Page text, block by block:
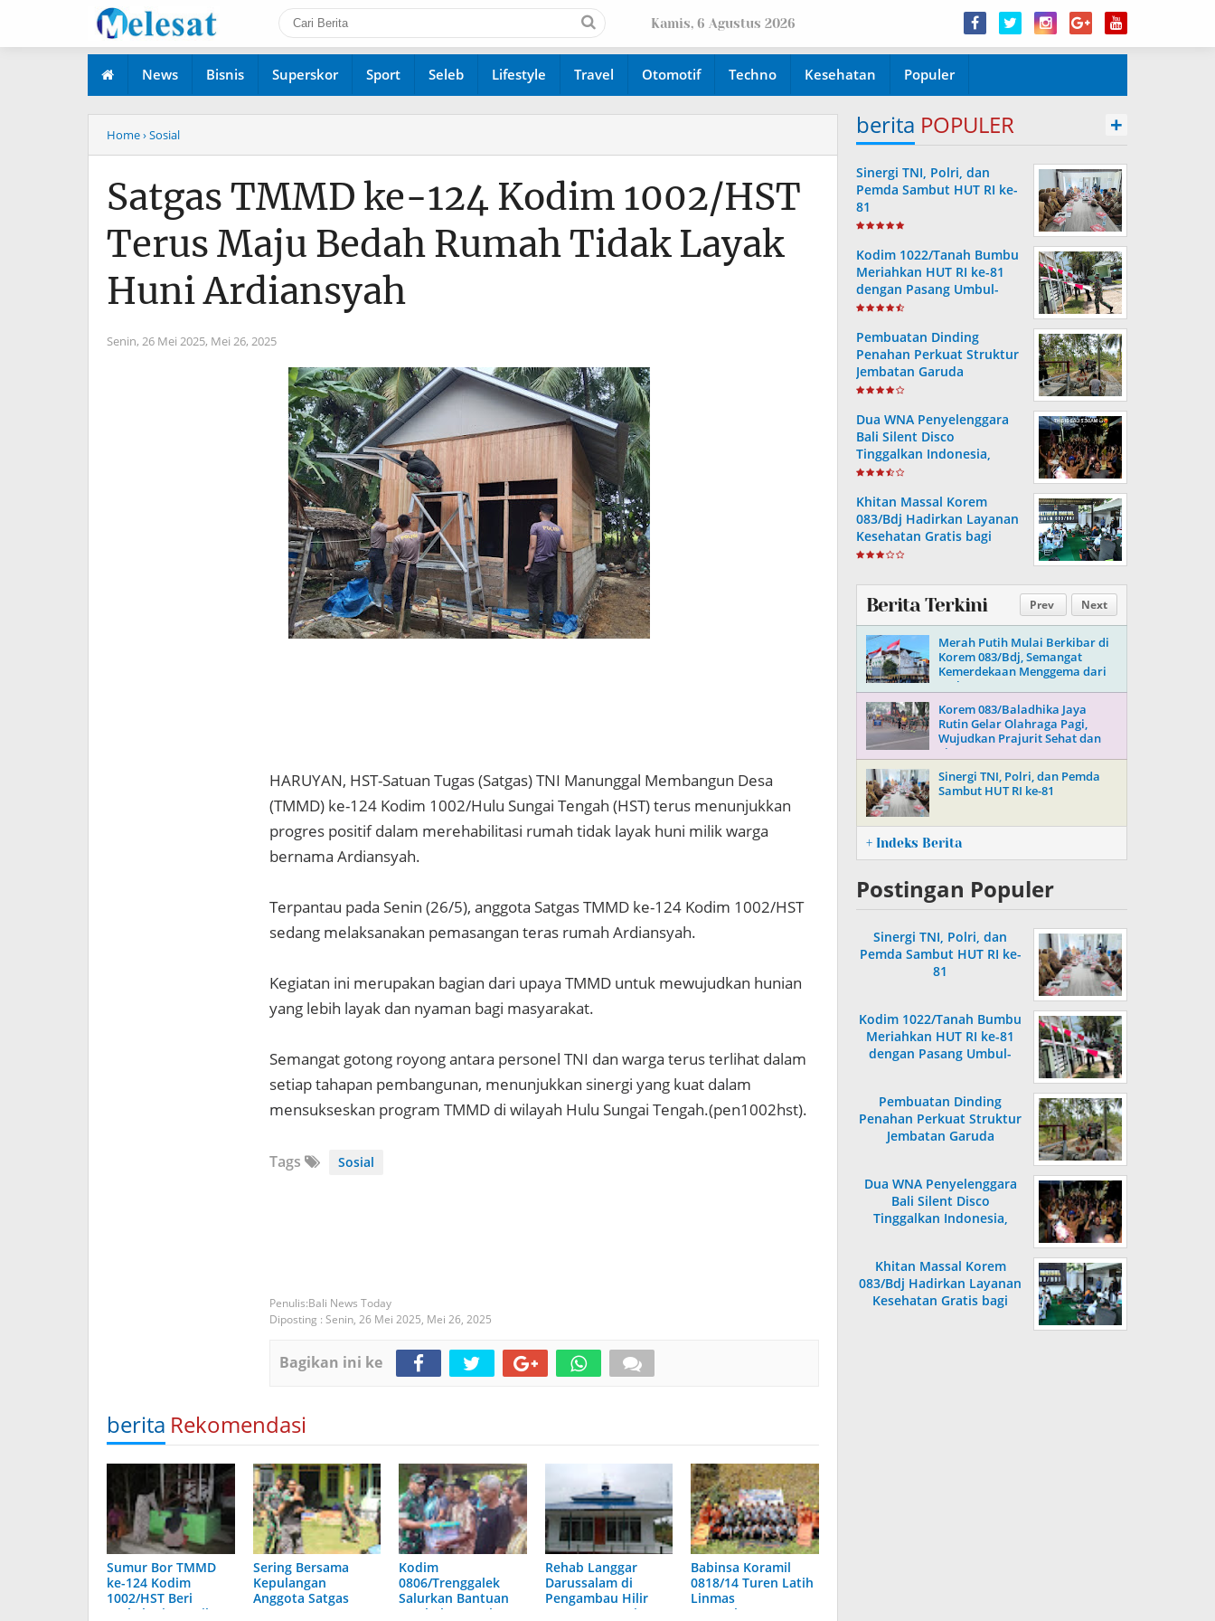
Kamis, 6 Agustus 2026
News Bisnis Superskor Sport Seleb Lifestyle Travel Otomotif Techno Kesehatan Populer
Home› Sosial
Satgas TMMD ke-124 Kodim 1002/HST
Terus Maju Bedah Rumah Tidak Layak
Huni Ardiansyah
Senin, 26 Mei 2025, Mei 26, 2025
HARUYAN, HST-Satuan Tugas (Satgas) TNI Manunggal Membangun Desa
(TMMD) ke-124 Kodim 1002/Hulu Sungai Tengah (HST) terus menunjukkan
progres positif dalam merehabilitasi rumah tidak layak huni milik warga
bernama Ardiansyah.
Terpantau pada Senin (26/5), anggota Satgas TMMD ke-124 Kodim 1002/HST
sedang melaksanakan pemasangan teras rumah Ardiansyah.
Kegiatan ini merupakan bagian dari upaya TMMD untuk mewujudkan hunian
yang lebih layak dan nyaman bagi masyarakat.
Semangat gotong royong antara personel TNI dan warga terus terlihat dalam
setiap tahapan pembangunan, menunjukkan sinergi yang kuat dalam
mensukseskan program TMMD di wilayah Hulu Sungai Tengah.(pen1002hst).
Tags Sosial
Bali News Today
Diposting : Senin, 26 Mei 2025, Mei 26, 2025
Bagikan ini ke
berita Rekomendasi
Sumur Bor TMMD
ke-124 Kodim
1002/HST Beri
Berkah Air Bersih
Sering Bersama
Kepulangan
Anggota Satgas
Kodim
0806/Trenggalek
Salurkan Bantuan
Sembako untuk
Rehab Langgar
Darussalam di
Pengambau Hilir
Luar Tuntas, Siap
Babinsa Koramil
0818/14 Turen Latih
Linmas
Tumpukrenteng
berita POPULER +
Sinergi TNI, Polri, dan
Pemda Sambut HUT RI ke-
81
Kodim 1022/Tanah Bumbu
Meriahkan HUT RI ke-81
dengan Pasang Umbul-
Umbul Merah Putih
Pembuatan Dinding
Penahan Perkuat Struktur
Jembatan Garuda
Dua WNA Penyelenggara
Bali Silent Disco
Tinggalkan Indonesia,
Langsung Dicekal
Khitan Massal Korem
083/Bdj Hadirkan Layanan
Kesehatan Gratis bagi
Ratusan Anak
Prev Next
Berita Terkini
Merah Putih Mulai Berkibar di
Korem 083/Bdj, Semangat
Kemerdekaan Menggema dari
Malang
Korem 083/Baladhika Jaya
Rutin Gelar Olahraga Pagi,
Wujudkan Prajurit Sehat dan
Siap Tugas
Sinergi TNI, Polri, dan Pemda
Sambut HUT RI ke-81
+ Indeks Berita
Postingan Populer
Sinergi TNI, Polri, dan
Pemda Sambut HUT RI ke-
81
Kodim 1022/Tanah Bumbu
Meriahkan HUT RI ke-81
dengan Pasang Umbul-
Pembuatan Dinding
Penahan Perkuat Struktur
Jembatan Garuda
Dua WNA Penyelenggara
Bali Silent Disco
Tinggalkan Indonesia,
Khitan Massal Korem
083/Bdj Hadirkan Layanan
Kesehatan Gratis bagi